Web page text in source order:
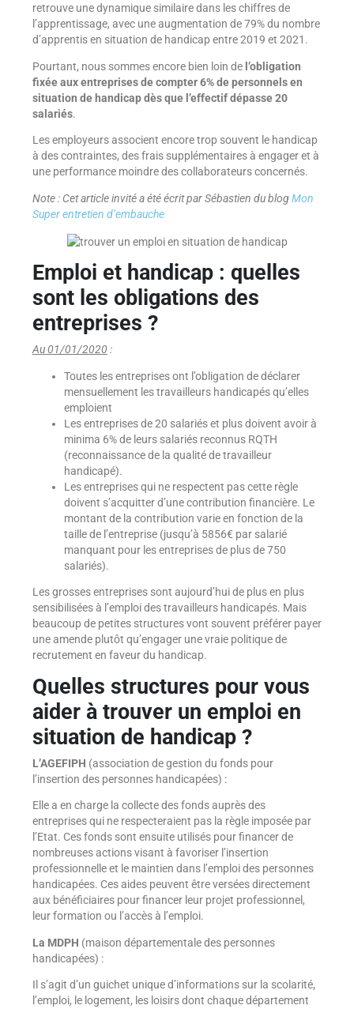
retrouve une dynamique similaire dans les chiffres de
l’apprentissage, avec une augmentation de 79% du nombre
d’apprentis en situation de handicap entre 2019 et 2021.
Pourtant, nous sommes encore bien loin de l’obligation
fixée aux entreprises de compter 6% de personnels en
situation de handicap dès que l’effectif dépasse 20
salariés.
Les employeurs associent encore trop souvent le handicap
à des contraintes, des frais supplémentaires à engager et à
une performance moindre des collaborateurs concernés.
Note : Cet article invité a été écrit par Sébastien du blogMon
Super entretien d’embauche
Emploi et handicap : quelles
sont les obligations des
entreprises ?
Au 01/01/2020:
Toutes les entreprises ont l’obligation de déclarer
mensuellement les travailleurs handicapés qu’elles
emploient
Les entreprises de 20 salariés et plus doivent avoir à
minima 6% de leurs salariés reconnus RQTH
(reconnaissance de la qualité de travailleur
handicapé).
Les entreprises qui ne respectent pas cette règle
doivent s’acquitter d’une contribution financière. Le
montant de la contribution varie en fonction de la
taille de l’entreprise (jusqu’à 5856€ par salarié
manquant pour les entreprises de plus de 750
salariés).
Les grosses entreprises sont aujourd’hui de plus en plus
sensibilisées à l’emploi des travailleurs handicapés. Mais
beaucoup de petites structures vont souvent préférer payer
une amende plutôt qu’engager une vraie politique de
recrutement en faveur du handicap.
Quelles structures pour vous
aider à trouver un emploi en
situation de handicap ?
L’AGEFIPH (association de gestion du fonds pour
l’insertion des personnes handicapées) :
Elle a en charge la collecte des fonds auprès des
entreprises qui ne respecteraient pas la règle imposée par
l’Etat. Ces fonds sont ensuite utilisés pour financer de
nombreuses actions visant à favoriser l’insertion
professionnelle et le maintien dans l’emploi des personnes
handicapées. Ces aides peuvent être versées directement
aux bénéficiaires pour financer leur projet professionnel,
leur formation ou l’accès à l’emploi.
La MDPH (maison départementale des personnes
handicapées) :
Il s’agit d’un guichet unique d’informations sur la scolarité,
l’emploi, le logement, les loisirs dont chaque département